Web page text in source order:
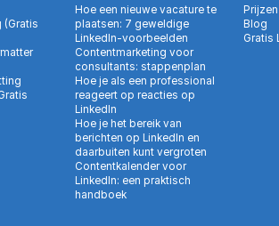
(Gratis
Hoe een nieuwe vacature te
plaatsen: 7 geweldige
LinkedIn-voorbeelden
Contentmarketing voor
consultants: stappenplan
Hoe je als een professional
reageert op reacties op
LinkedIn
Hoe je het bereik van
berichten op LinkedIn en
daarbuiten kunt vergroten
Contentkalender voor
LinkedIn: een praktisch
handboek
Prijzen
Blog
Gratis